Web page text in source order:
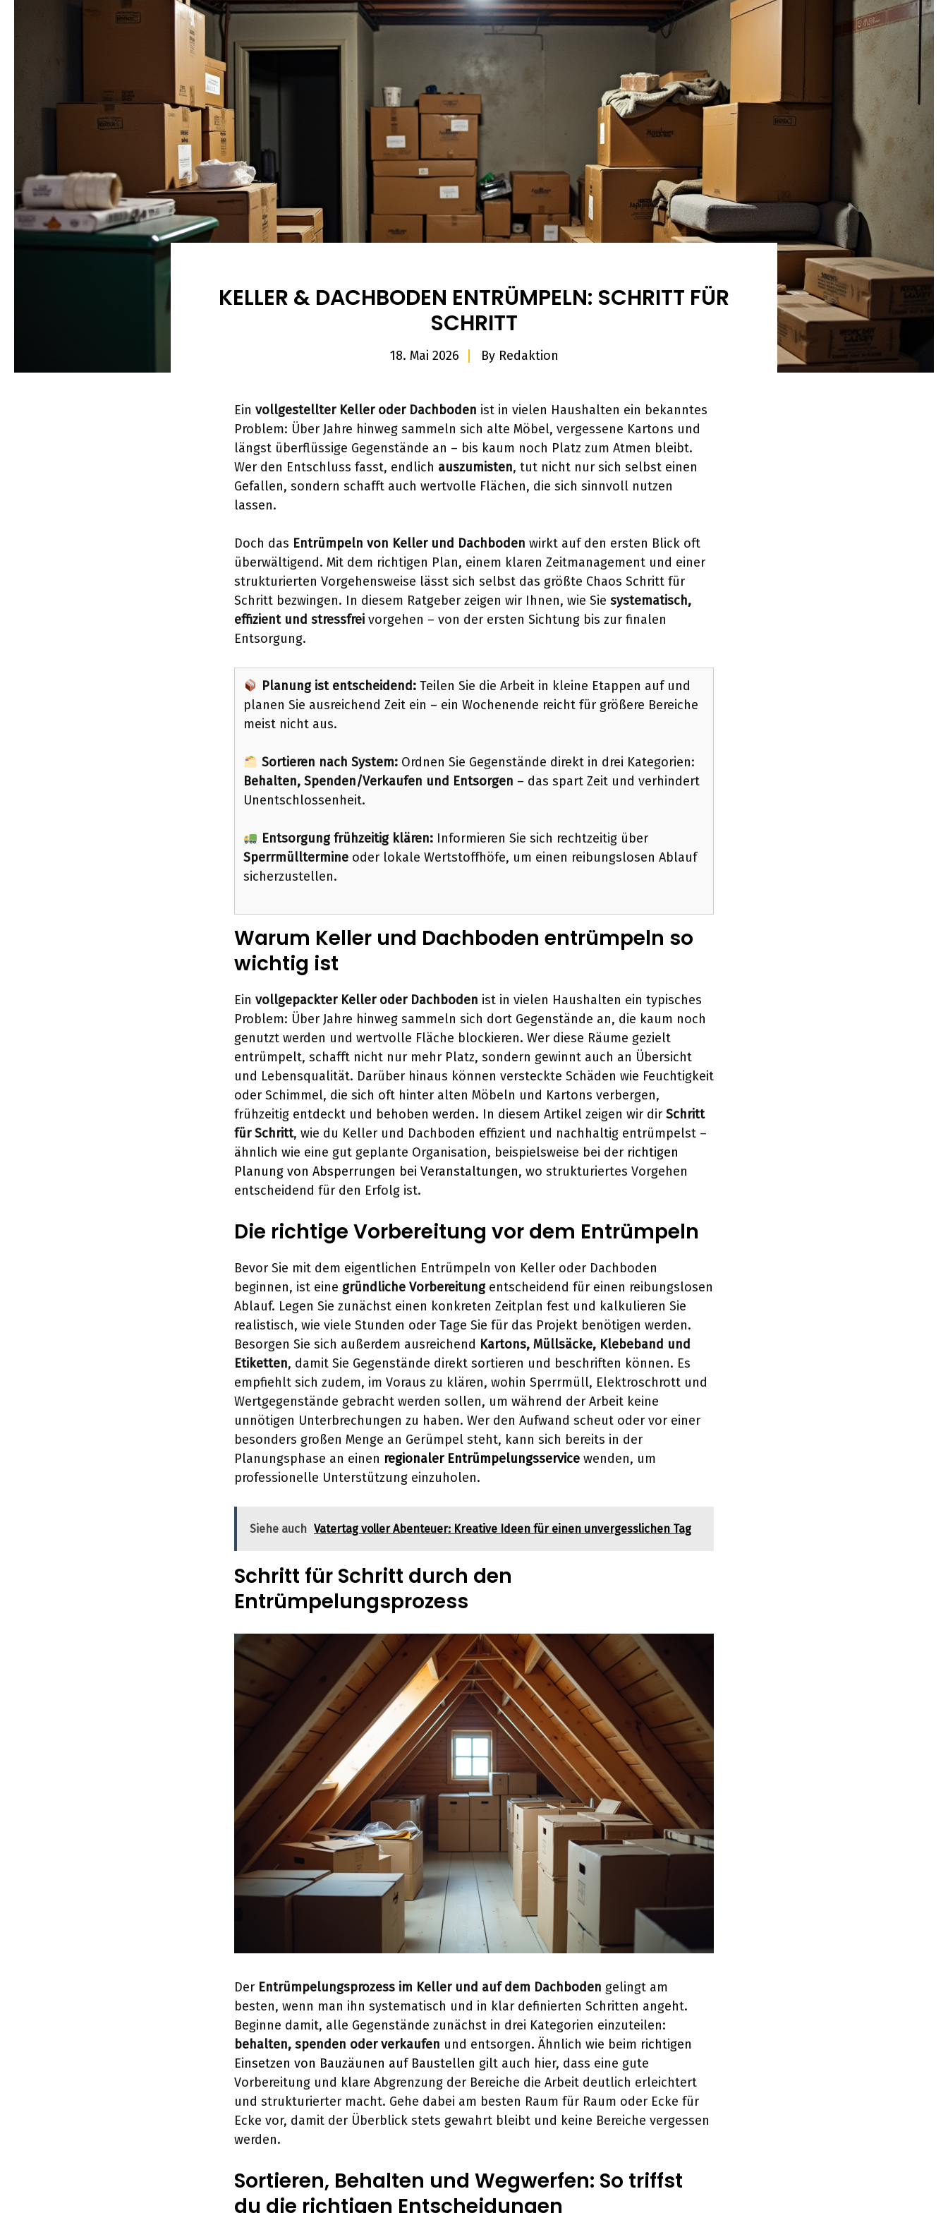
KELLER & DACHBODEN ENTRÜMPELN: SCHRITT FÜR
SCHRITT
18. Mai 2026 By Redaktion
Ein vollgestellter Keller oder Dachboden ist in vielen Haushalten ein bekanntes
Problem: Über Jahre hinweg sammeln sich alte Möbel, vergessene Kartons und
längst überflüssige Gegenstände an – bis kaum noch Platz zum Atmen bleibt.
Wer den Entschluss fasst, endlich auszumisten, tut nicht nur sich selbst einen
Gefallen, sondern schafft auch wertvolle Flächen, die sich sinnvoll nutzen
lassen.
Doch das Entrümpeln von Keller und Dachboden wirkt auf den ersten Blick oft
überwältigend. Mit dem richtigen Plan, einem klaren Zeitmanagement und einer
strukturierten Vorgehensweise lässt sich selbst das größte Chaos Schritt für
Schritt bezwingen. In diesem Ratgeber zeigen wir Ihnen, wie Sie systematisch,
effizient und stressfrei vorgehen – von der ersten Sichtung bis zur finalen
Entsorgung.
Planung ist entscheidend:Teilen Sie die Arbeit in kleine Etappen auf und
planen Sie ausreichend Zeit ein – ein Wochenende reicht für größere Bereiche
meist nicht aus.
Sortieren nach System:Ordnen Sie Gegenstände direkt in drei Kategorien:
Behalten, Spenden/Verkaufen und Entsorgen – das spart Zeit und verhindert
Unentschlossenheit.
Entsorgung frühzeitig klären:Informieren Sie sich rechtzeitig über
Sperrmülltermine oder lokale Wertstoffhöfe, um einen reibungslosen Ablauf
sicherzustellen.
Warum Keller und Dachboden entrümpeln so
wichtig ist
Ein vollgepackter Keller oder Dachboden ist in vielen Haushalten ein typisches
Problem: Über Jahre hinweg sammeln sich dort Gegenstände an, die kaum noch
genutzt werden und wertvolle Fläche blockieren. Wer diese Räume gezielt
entrümpelt, schafft nicht nur mehr Platz, sondern gewinnt auch an Übersicht
und Lebensqualität. Darüber hinaus können versteckte Schäden wie Feuchtigkeit
oder Schimmel, die sich oft hinter alten Möbeln und Kartons verbergen,
frühzeitig entdeckt und behoben werden. In diesem Artikel zeigen wir dir Schritt
für Schritt, wie du Keller und Dachboden effizient und nachhaltig entrümpelst –
ähnlich wie eine gut geplante Organisation, beispielsweise bei der richtigen
Planung von Absperrungen bei Veranstaltungen, wo strukturiertes Vorgehen
entscheidend für den Erfolg ist.
Die richtige Vorbereitung vor dem Entrümpeln
Bevor Sie mit dem eigentlichen Entrümpeln von Keller oder Dachboden
beginnen, ist eine gründliche Vorbereitungentscheidend für einen reibungslosen
Ablauf. Legen Sie zunächst einen konkreten Zeitplan fest und kalkulieren Sie
realistisch, wie viele Stunden oder Tage Sie für das Projekt benötigen werden.
Besorgen Sie sich außerdem ausreichend Kartons, Müllsäcke, Klebeband und
Etiketten, damit Sie Gegenstände direkt sortieren und beschriften können. Es
empfiehlt sich zudem, im Voraus zu klären, wohin Sperrmüll, Elektroschrott und
Wertgegenstände gebracht werden sollen, um während der Arbeit keine
unnötigen Unterbrechungen zu haben. Wer den Aufwand scheut oder vor einer
besonders großen Menge an Gerümpel steht, kann sich bereits in der
Planungsphase an einen regionaler Entrümpelungsservice wenden, um
professionelle Unterstützung einzuholen.
Siehe auch Vatertag voller Abenteuer: Kreative Ideen für einen unvergesslichen Tag
Schritt für Schritt durch den
Entrümpelungsprozess
Der Entrümpelungsprozess im Keller und auf dem Dachboden gelingt am
besten, wenn man ihn systematisch und in klar definierten Schritten angeht.
Beginne damit, alle Gegenstände zunächst in drei Kategorien einzuteilen:
behalten, spenden oder verkaufen und entsorgen. Ähnlich wie beim richtigen
Einsetzen von Bauzäunen auf Baustellen gilt auch hier, dass eine gute
Vorbereitung und klare Abgrenzung der Bereiche die Arbeit deutlich erleichtert
und strukturierter macht. Gehe dabei am besten Raum für Raum oder Ecke für
Ecke vor, damit der Überblick stets gewahrt bleibt und keine Bereiche vergessen
werden.
Sortieren, Behalten und Wegwerfen: So triffst
du die richtigen Entscheidungen